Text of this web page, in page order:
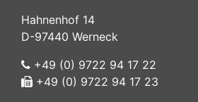
Hahnenhof 14
D-97440 Werneck
+49 (0) 9722 94 17 22
+49 (0) 9722 94 17 23